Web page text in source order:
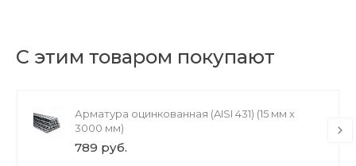
С этим товаром покупают
Арматура оцинкованная (AISI 431) (15 мм х
3000 мм)
789 руб.